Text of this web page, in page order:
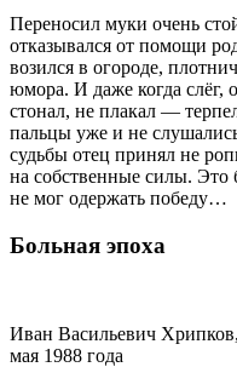
Переносил муки очень
отказывался от помощи
возился в огороде,
юмора. И даже когда слёг,
стонал, не плакал —
пальцы уже и не
судьбы отец принял не
на собственные силы. Это
не мог одержать победу…
Больная эпоха
Иван Васильевич
мая 1988 года